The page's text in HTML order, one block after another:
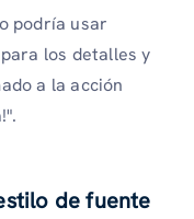
podría usar
los detalles y
a la acción
de fuente